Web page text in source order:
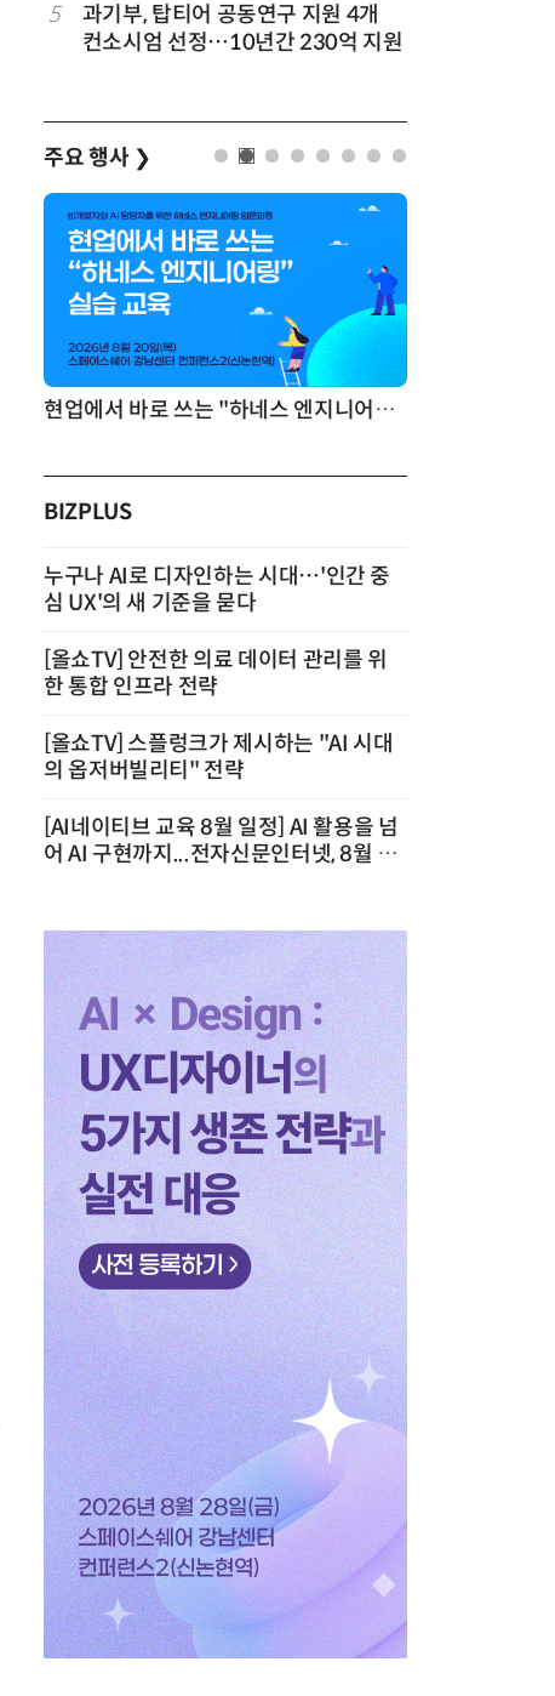
5
과기부, 탑티어 공동연구 지원 4개
컨소시엄 선정…10년간 230억 지원
주요 행사 ❯
현업에서 바로 쓰는 "하네스 엔지니어링" 실습 교육
BIZPLUS
누구나 AI로 디자인하는 시대…'인간 중
심 UX'의 새 기준을 묻다
[올쇼TV] 안전한 의료 데이터 관리를 위
한 통합 인프라 전략
[올쇼TV] 스플렁크가 제시하는 "AI 시대
의 옵저버빌리티" 전략
[AI네이티브 교육 8월 일정] AI 활용을 넘
어 AI 구현까지...전자신문인터넷, 8월 실